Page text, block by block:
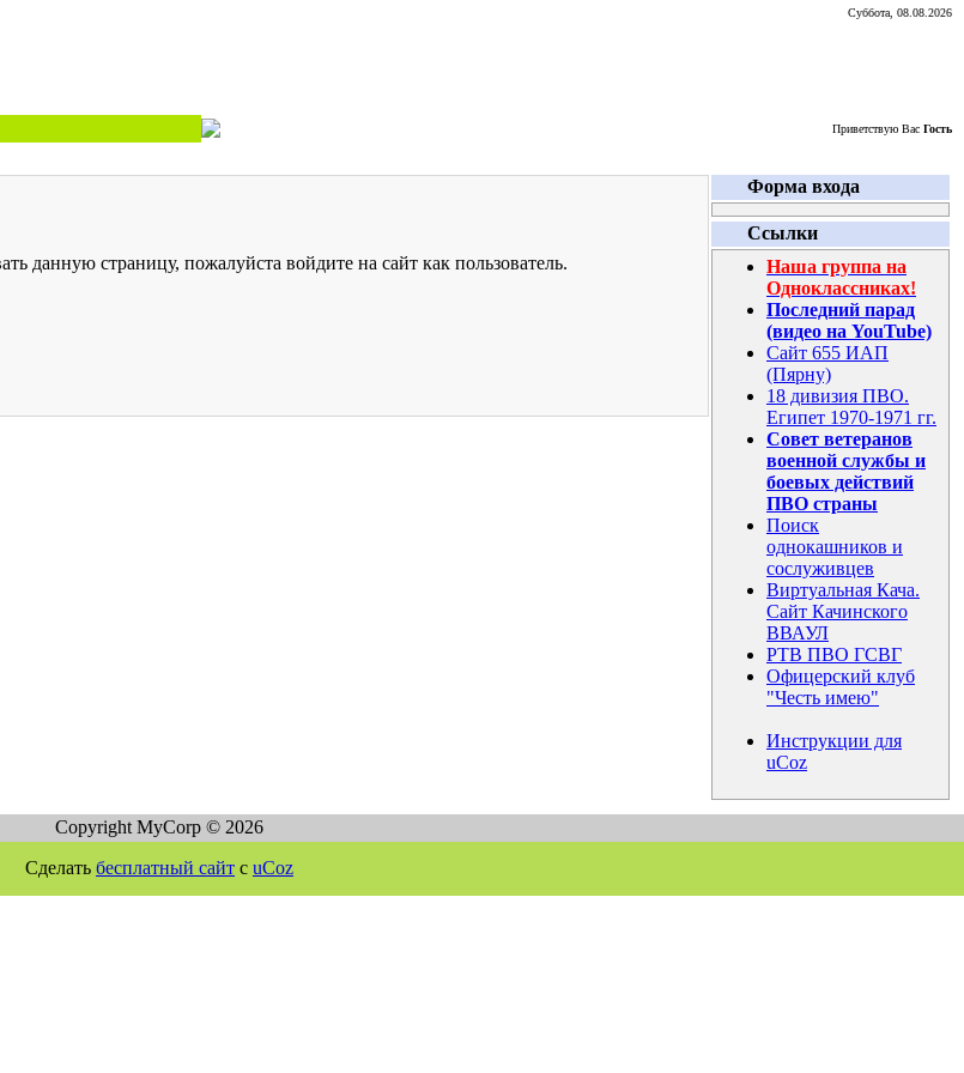
Суббота, 08.08.2026
Приветствую Вас Гость
данную страницу, пожалуйста войдите на сайт как пользователь.
Форма входа
Ссылки
Наша группа на
Одноклассниках!
Последний парад
(видео на YouTube)
Сайт 655 ИАП
(Пярну)
18 дивизия ПВО.
Египет 1970-1971 гг.
Совет ветеранов
военной службы и
боевых действий
ПВО страны
Поиск
однокашников и
сослуживцев
Виртуальная Кача.
Сайт Качинского
ВВАУЛ
РТВ ПВО ГСВГ
Офицерский клуб
"Честь имею"
Инструкции для
uCoz
Copyright MyCorp © 2026
Сделать бесплатный сайт с uCoz